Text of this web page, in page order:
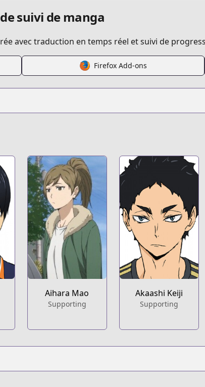
www.cdjapan.co.jp/product/NEOBK-2594920
haikyu
haikyu
suivi de manga
avec traduction en temps réel et suivi de
Firefox Add-ons
Aihara Mao
Supporting
Akaashi Keiji
Supporting